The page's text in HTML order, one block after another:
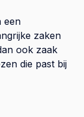
een
zaken
ook zaak
die past bij